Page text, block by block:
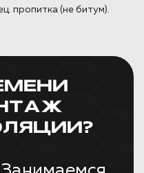
пропитка (не битум).